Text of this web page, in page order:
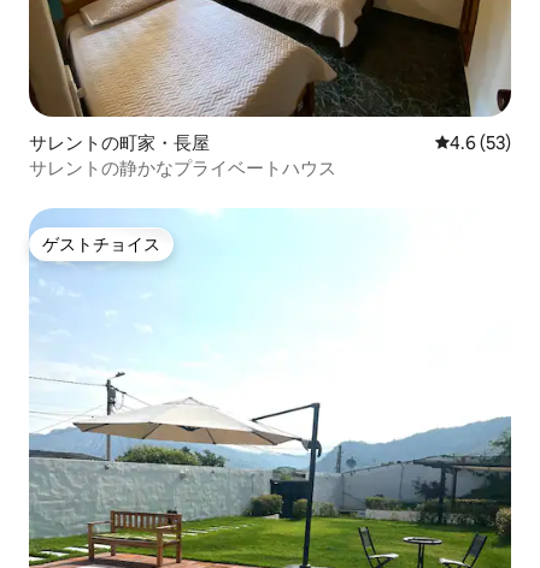
サレントの町家・長屋 レビュー53
4.6 (53)
サレントの静かなプライベートハウス
ゲストチョイス
ゲストチョイス